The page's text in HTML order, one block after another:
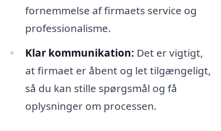
fornemmelse af firmaets service og
professionalisme.
Klar kommunikation: Det er vigtigt,
at firmaet er åbent og let tilgængeligt,
så du kan stille spørgsmål og få
oplysninger om processen.